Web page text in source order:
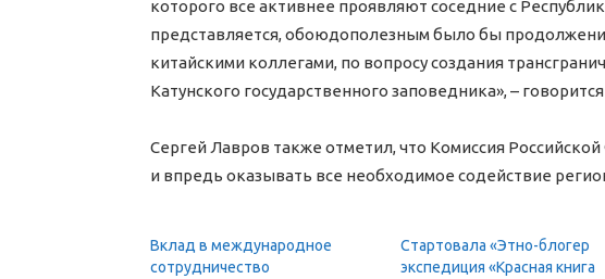
которого все активнее проявляют соседние с
представляется, обоюдополезным было бы
китайскими коллегами, по вопросу создания
Катунского государственного заповедника», –
Сергей Лавров также отметил, что Комиссия
и впредь оказывать все необходимое содействие
Вклад в международное
сотрудничество
Стартовала «Этно-блогер
экспедиция «Красная книга